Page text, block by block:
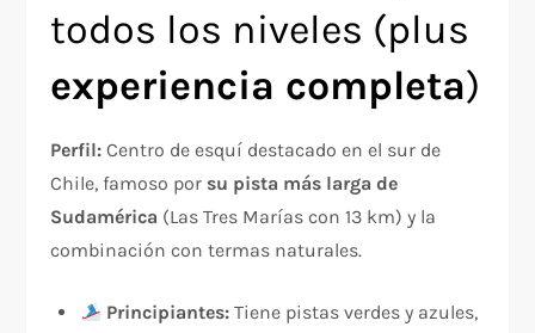
todos los niveles (plus
experiencia completa)
Perfil: Centro de esquí destacado en el sur de
Chile, famoso por su pista más larga de
Sudamérica (Las Tres Marías con 13 km) y la
combinación con termas naturales.
Principiantes:Tiene pistas verdes y azules,